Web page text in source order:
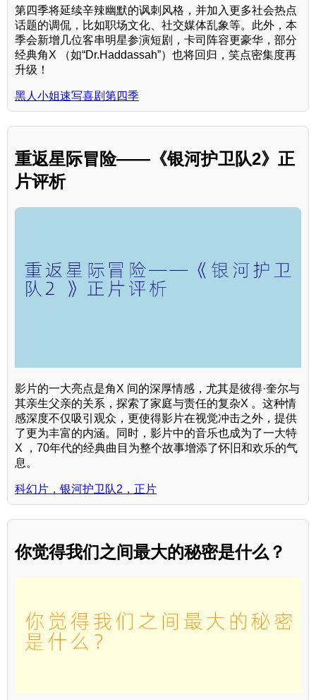
第四季将延续辛辣幽默的讽刺风格，并加入更多社会热点
话题的调侃，比如职场文化、社交媒体乱象等。此外，本
季会新增几位客串明星参演短剧，卡司阵容更豪华，部分
经典角X （如“Dr.Haddassah”）也将回归，笑点密集度再
升级！
黑人小姐速写喜剧第四季
重返星际冒险——《银河护卫队2》正
片评析
影片的一大亮点是角X 间的深厚情感，尤其是彼得·奎尔与
其亲生父亲的关系，探索了家庭与责任的复杂X 。这种情
感深度不仅吸引观众，更使得影片在视觉冲击之外，提供
了更为丰富的内涵。同时，影片中的音乐也成为了一大特
X ，70年代的经典曲目为整个故事增添了怀旧和欢乐的气
息。
科幻片，银河护卫队2，正片
你觉得我们之间最大的秘密是什么？